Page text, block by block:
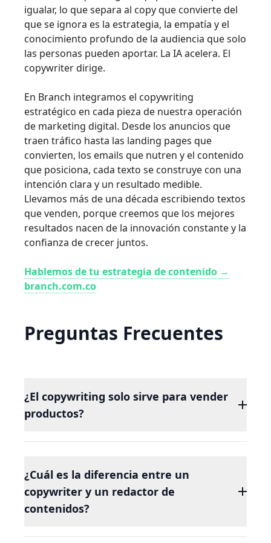
igualar, lo que separa al copy que convierte del
que se ignora es la estrategia, la empatía y el
conocimiento profundo de la audiencia que solo
las personas pueden aportar. La IA acelera. El
copywriter dirige.
En Branch integramos el copywriting
estratégico en cada pieza de nuestra operación
de marketing digital. Desde los anuncios que
traen tráfico hasta las landing pages que
convierten, los emails que nutren y el contenido
que posiciona, cada texto se construye con una
intención clara y un resultado medible.
Llevamos más de una década escribiendo textos
que venden, porque creemos que los mejores
resultados nacen de la innovación constante y la
confianza de crecer juntos.
Hablemos de tu estrategia de contenido →
branch.com.co
Preguntas Frecuentes
¿El copywriting solo sirve para vender
productos?
agendamientos, clics o contactos. Todo texto
con un objetivo medible detrás es copywriting.
¿Cuál es la diferencia entre un
copywriter y un redactor de
contenidos?